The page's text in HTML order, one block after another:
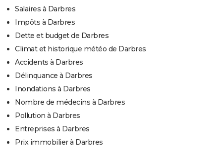
Salaires à Darbres
Impôts à Darbres
Dette et budget de Darbres
Climat et historique météo de Darbres
Accidents à Darbres
Délinquance à Darbres
Inondations à Darbres
Nombre de médecins à Darbres
Pollution à Darbres
Entreprises à Darbres
Prix immobilier à Darbres